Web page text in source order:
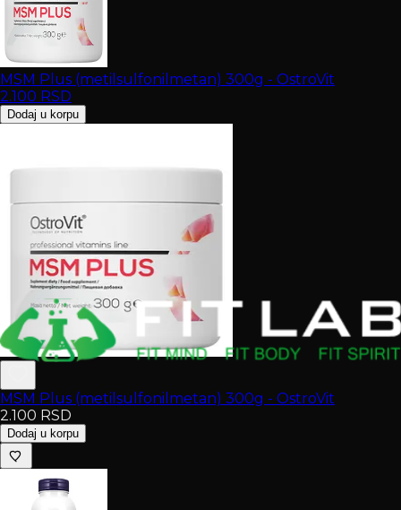
MSM Plus (metilsulfonilmetan) 300g - OstroVit
2.100 RSD
Dodaj u korpu
MSM Plus (metilsulfonilmetan) 300g - OstroVit
2.100 RSD
Dodaj u korpu